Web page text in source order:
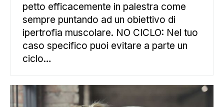
petto efficacemente in palestra come
sempre puntando ad un obiettivo di
ipertrofia muscolare. NO CICLO: Nel tuo
caso specifico puoi evitare a parte un
ciclo…